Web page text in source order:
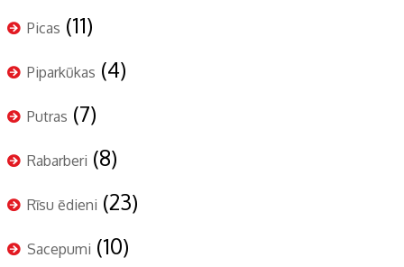
Picas (11)
Piparkūkas (4)
Putras (7)
Rabarberi (8)
Rīsu ēdieni (23)
Sacepumi (10)